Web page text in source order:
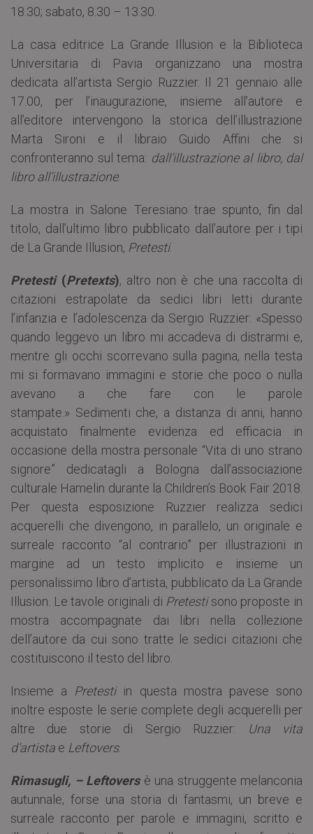
18.30; sabato, 8.30 – 13.30.
La casa editrice La Grande Illusion e la Biblioteca
Universitaria di Pavia organizzano una mostra
dedicata all’artista Sergio Ruzzier. Il 21 gennaio alle
17.00, per l’inaugurazione, insieme all’autore e
all’editore intervengono la storica dell’illustrazione
Marta Sironi e il libraio Guido Affini che si
confronteranno sul tema: dall’illustrazione al libro, dal
libro all’illustrazione.
La mostra in Salone Teresiano trae spunto, fin dal
titolo, dall’ultimo libro pubblicato dall’autore per i tipi
de La Grande Illusion, Pretesti.
Pretesti(Pretexts), altro non è che una raccolta di
citazioni estrapolate da sedici libri letti durante
l’infanzia e l’adolescenza da Sergio Ruzzier: «Spesso
quando leggevo un libro mi accadeva di distrarmi e,
mentre gli occhi scorrevano sulla pagina, nella testa
mi si formavano immagini e storie che poco o nulla
avevano a che fare con le parole
stampate.» Sedimenti che, a distanza di anni, hanno
acquistato finalmente evidenza ed efficacia in
occasione della mostra personale “Vita di uno strano
signore” dedicatagli a Bologna dall’associazione
culturale Hamelin durante la Children’s Book Fair 2018.
Per questa esposizione Ruzzier realizza sedici
acquerelli che divengono, in parallelo, un originale e
surreale racconto “al contrario” per illustrazioni in
margine ad un testo implicito e insieme un
personalissimo libro d’artista, pubblicato da La Grande
Illusion. Le tavole originali di Pretestisono proposte in
mostra accompagnate dai libri nella collezione
dell’autore da cui sono tratte le sedici citazioni che
costituiscono il testo del libro.
Insieme a Pretestiin questa mostra pavese sono
inoltre esposte le serie complete degli acquerelli per
altre due storie di Sergio Ruzzier:
Una vita
d’artista e Leftovers.
Rimasugli, – Leftoversè una struggente melanconia
autunnale, forse una storia di fantasmi, un breve e
surreale racconto per parole e immagini, scritto e